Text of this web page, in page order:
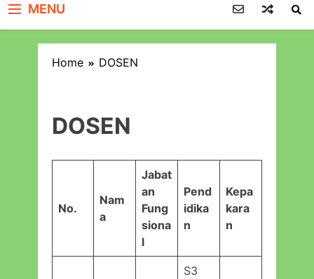
MENU
Home DOSEN
DOSEN
No.
Nam
a
Jabat
an
Fung
siona
l
Pend
idika
n
Kepa
kara
n
S3